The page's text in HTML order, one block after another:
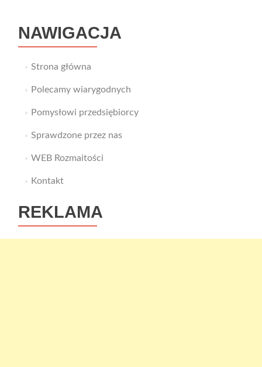
NAWIGACJA
Strona główna
Polecamy wiarygodnych
Pomysłowi przedsiębiorcy
Sprawdzone przez nas
WEB Rozmaitości
Kontakt
REKLAMA